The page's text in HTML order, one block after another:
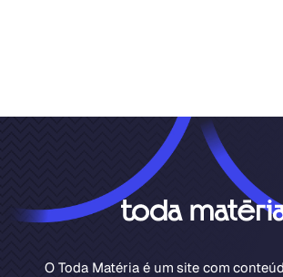
O Toda Matéria é um site com